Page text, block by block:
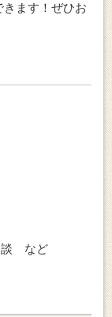
ます！ぜひお
談 など